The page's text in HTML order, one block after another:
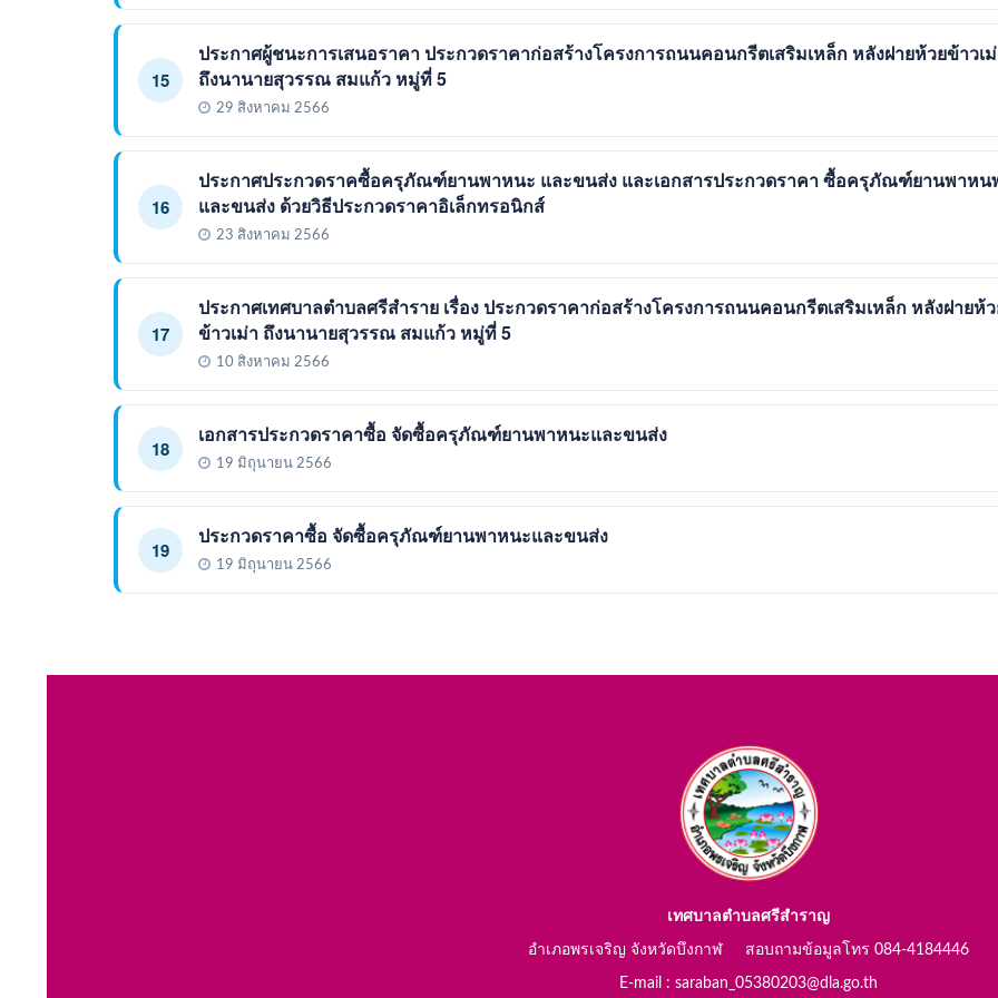
15
ประกาศผู้ชนะการเสนอราคา ประกวดราคาก่อสร้างโครงการถนนคอนกรีตเสริมเหล็ก หลังฝายห้วยข้าวเ
ถึงนานายสุวรรณ สมแก้ว หมู่ที่ 5
29 สิงหาคม 2566
16
ประกาศประกวดราคซื้อครุภัณฑ์ยานพาหนะ และขนส่ง และเอกสารประกวดราคา ซื้อครุภัณฑ์ยานพาหน
และขนส่ง ด้วยวิธีประกวดราคาอิเล็กทรอนิกส์
23 สิงหาคม 2566
17
ประกาศเทศบาลตำบลศรีสำราย เรื่อง ประกวดราคาก่อสร้างโครงการถนนคอนกรีตเสริมเหล็ก หลังฝายห้
ข้าวเม่า ถึงนานายสุวรรณ สมแก้ว หมู่ที่ 5
10 สิงหาคม 2566
18
เอกสารประกวดราคาซื้อ จัดซื้อครุภัณฑ์ยานพาหนะและขนส่ง
19 มิถุนายน 2566
19
ประกวดราคาซื้อ จัดซื้อครุภัณฑ์ยานพาหนะและขนส่ง
19 มิถุนายน 2566
เทศบาลตำบลศรีสำราญ
อำเภอพรเจริญ จังหวัดบึงกาฬ สอบถามข้อมูลโทร 084-4184446
E-mail : saraban_05380203@dla.go.th